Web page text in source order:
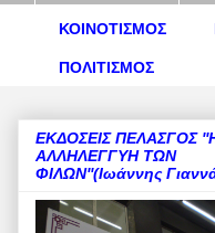
ΚΟΙΝΟΤΙΣΜΟΣ
ΠΟΛΙΤΙΣΜΟΣ
ΕΚΔΟΣΕΙΣ ΠΕΛΑΣΓΟΣ
ΑΛΛΗΛΕΓΓΥΗ ΤΩΝ
ΦΙΛΩΝ''(Ιωάννης